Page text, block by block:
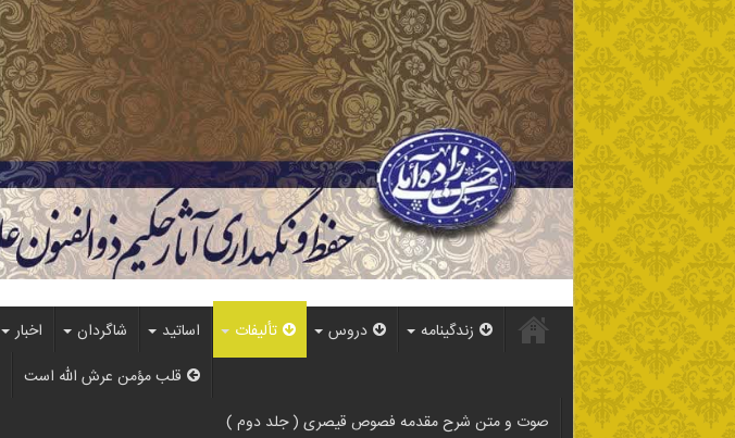
زندگینامه دروس تألیفات اساتید شاگردان اخبار
قلب مؤمن عرش الله است
صوت و متن شرح مقدمه فصوص قیصری ( جلد دوم )